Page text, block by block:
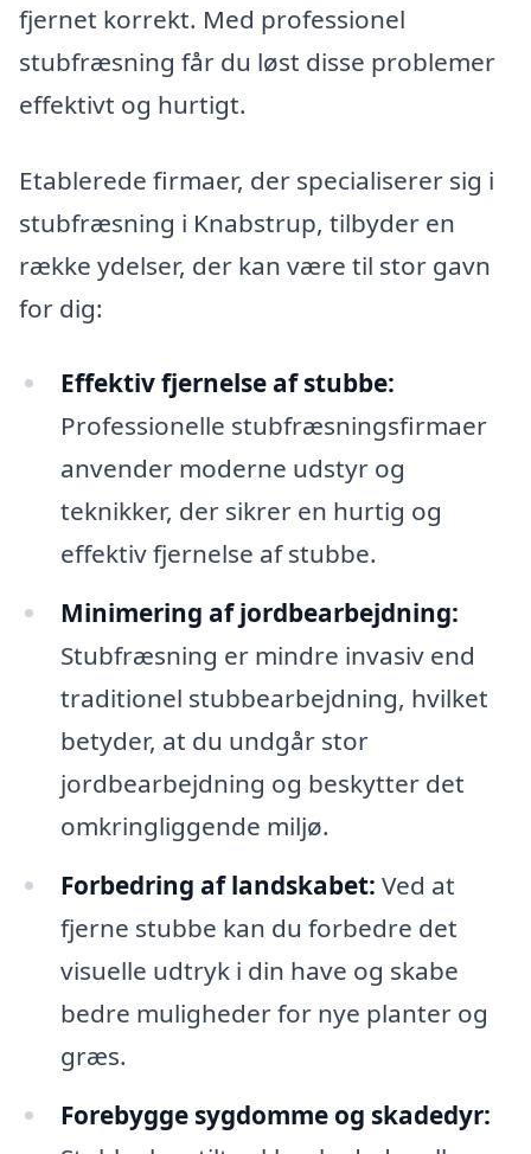
fjernet korrekt. Med professionel
stubfræsning får du løst disse problemer
effektivt og hurtigt.
Etablerede firmaer, der specialiserer sig i
stubfræsning i Knabstrup, tilbyder en
række ydelser, der kan være til stor gavn
for dig:
Effektiv fjernelse af stubbe:
Professionelle stubfræsningsfirmaer
anvender moderne udstyr og
teknikker, der sikrer en hurtig og
effektiv fjernelse af stubbe.
Minimering af jordbearbejdning:
Stubfræsning er mindre invasiv end
traditionel stubbearbejdning, hvilket
betyder, at du undgår stor
jordbearbejdning og beskytter det
omkringliggende miljø.
Forbedring af landskabet: Ved at
fjerne stubbe kan du forbedre det
visuelle udtryk i din have og skabe
bedre muligheder for nye planter og
græs.
Forebygge sygdomme og skadedyr: